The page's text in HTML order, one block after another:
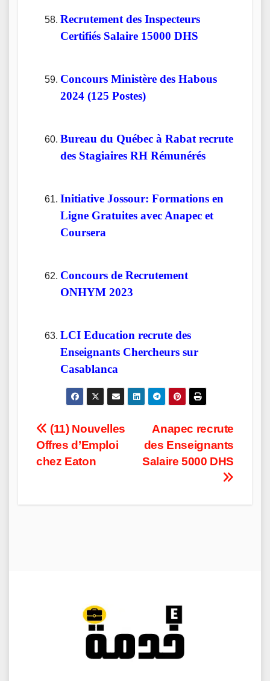
Recrutement des Inspecteurs
Certifiés Salaire 15000 DHS
Concours Ministère des Habous
2024 (125 Postes)
Bureau du Québec à Rabat recrute
des Stagiaires RH Rémunérés
Initiative Jossour: Formations en
Ligne Gratuites avec Anapec et
Coursera
Concours de Recrutement
ONHYM 2023
LCI Education recrute des
Enseignants Chercheurs sur
Casablanca
Post
navigation
Anapec recrute
des Enseignants
Salaire 5000 DHS
(11) Nouvelles
Offres d’Emploi
chez Eaton